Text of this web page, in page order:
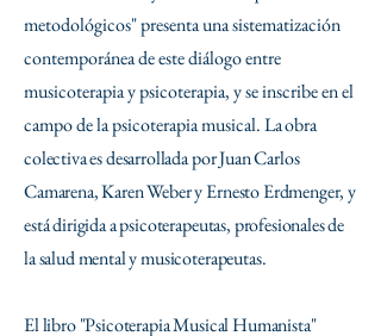
metodológicos" presenta una sistematización
contemporánea de este diálogo entre
musicoterapia y psicoterapia, y se inscribe en el
campo de la psicoterapia musical.La obra
colectiva es desarrollada por Juan Carlos
Camarena, Karen Weber y Ernesto Erdmenger, y
está dirigida a psicoterapeutas, profesionales de
la salud mental y musicoterapeutas.
El libro "Psicoterapia Musical Humanista"